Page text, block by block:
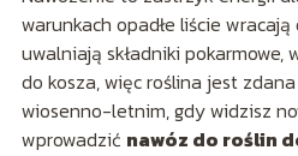
warunkach opadłe liście
uwalniają składniki pokarmowe,
do kosza, więc roślina jest
wiosenno-letnim, gdy widzisz
wprowadzić nawóz do roślin